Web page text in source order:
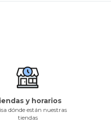
y horarios
dónde están nuestras
tiendas